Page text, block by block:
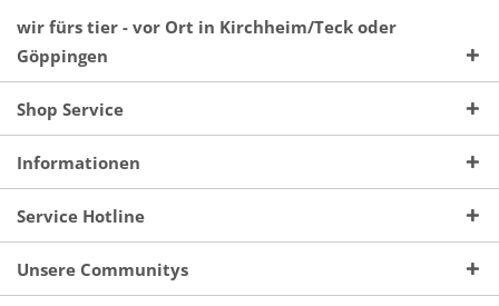
wir fürs tier - vor Ort in Kirchheim/Teck oder
Göppingen
Shop Service
Informationen
Service Hotline
Unsere Communitys